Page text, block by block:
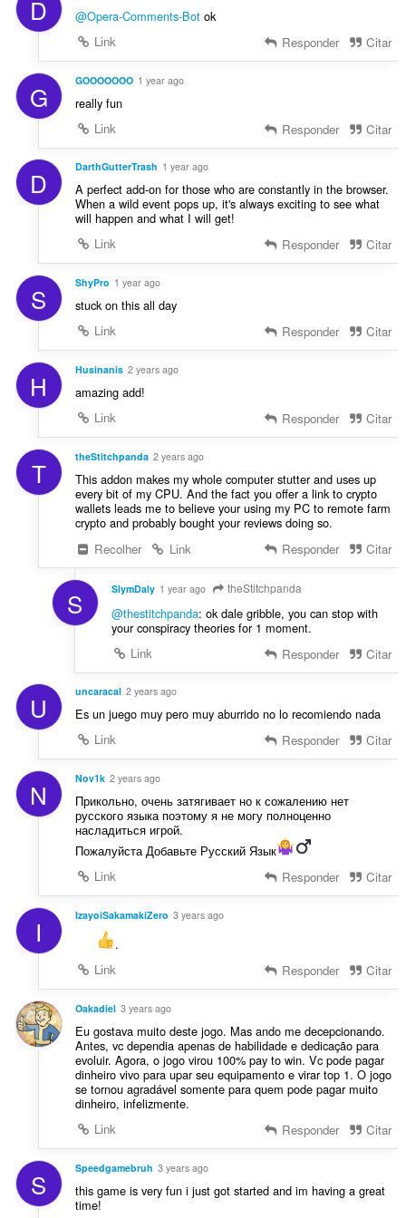
e
i
ç
õ
s
i
f
ç
õ
e
s
:
D @Opera-Comments-Botok
Link
Responder Citar
G GOOOOOOO 1 year ago
really fun
Link
Responder Citar
D DarthGutterTrash 1 year ago
A perfect add-on for those who are constantly in the browser.
When a wild event pops up, it's always exciting to see what
will happen and what I will get!
Link
Responder Citar
S ShyPro 1 year ago
stuck on this all day
Link
Responder Citar
H Husinanis 2 years ago
amazing add!
Link
Responder Citar
T theStitchpanda 2 years ago
This addon makes my whole computer stutter and uses up
every bit of my CPU. And the fact you offer a link to crypto
wallets leads me to believe your using my PC to remote farm
crypto and probably bought your reviews doing so.
Recolher
Link Responder Citar
S SlymDaly 1 year ago theStitchpanda
@thestitchpanda: ok dale gribble, you can stop with
your conspiracy theories for 1 moment.
Link
Responder Citar
U uncaracal 2 years ago
Es un juego muy pero muy aburrido no lo recomiendo nada
Link
Responder Citar
N Nov1k 2 years ago
Прикольно, очень затягивает но к сожалению нет
русского языка поэтому я не могу полноценно
насладиться игрой.
Пожалуйста Добавьте Русский Язык
Link
Responder Citar
I IzayoiSakamakiZero 3 years ago
.
Link
Responder Citar
Oakadiel 3 years ago
Eu gostava muito deste jogo. Mas ando me decepcionando.
Antes, vc dependia apenas de habilidade e dedicação para
evoluir. Agora, o jogo virou 100% pay to win. Vc pode pagar
dinheiro vivo para upar seu equipamento e virar top 1. O jogo
se tornou agradável somente para quem pode pagar muito
dinheiro, infelizmente.
Link
Responder Citar
S Speedgamebruh 3 years ago
this game is very fun i just got started and im having a great
time!